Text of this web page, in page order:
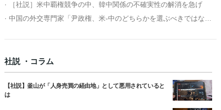
· ［社説］米中覇権競争の中、韓中関係の不確実性の解消を急げ
社説 ・コラム
【社説】釜山が「人身売買の経由地」として悪用されていると
は